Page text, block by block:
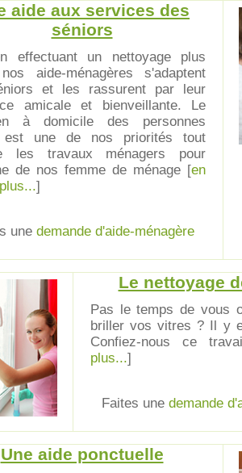
aide aux services des
séniors
effectuant un nettoyage plus
aide-ménagères s'adaptent
et les rassurent par leur
amicale et bienveillante. Le
à domicile des personnes
est une de nos priorités tout
les travaux ménagers pour
de nos femme de ménage [en
]
une demande d'aide-ménagère
Le nettoyage
Pas le temps de vous
briller vos vitres ? Il y
Confiez-nous ce
plus...]
Faites une demande
Une aide ponctuelle